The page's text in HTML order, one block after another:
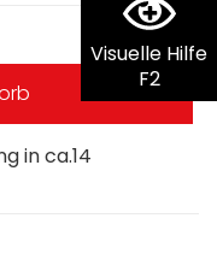
Visuelle Hilfe
F2
in ca.14